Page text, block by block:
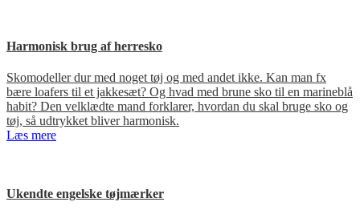
Harmonisk brug af herresko
Skomodeller dur med noget tøj og med andet ikke. Kan man fx
bære loafers til et jakkesæt? Og hvad med brune sko til en marineblå
habit? Den velklædte mand forklarer, hvordan du skal bruge sko og
tøj, så udtrykket bliver harmonisk.
Læs mere
Ukendte engelske tøjmærker